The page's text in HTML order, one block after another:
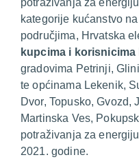
potraživanja za
kategorije kućanstvo
područjima, Hrvatska
kupcima i
gradovima Petrinji,
te općinama Lekenik,
Dvor, Topusko, Gvozd,
Martinska Ves,
potraživanja za
2021. godine.